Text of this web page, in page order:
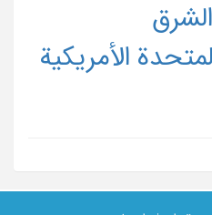
الشرق
الأمریکیة